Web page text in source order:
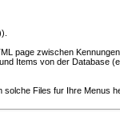
page zwischen
Items von der Database
solche Files fur Ihre Menus